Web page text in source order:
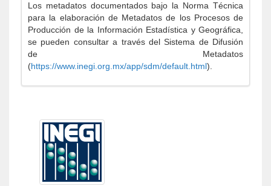
Los metadatos documentados bajo la Norma Técnica
para la elaboración de Metadatos de los Procesos de
Producción de la Información Estadística y Geográfica,
se pueden consultar a través del Sistema de Difusión
de Metadatos
(https://www.inegi.org.mx/app/sdm/default.html).